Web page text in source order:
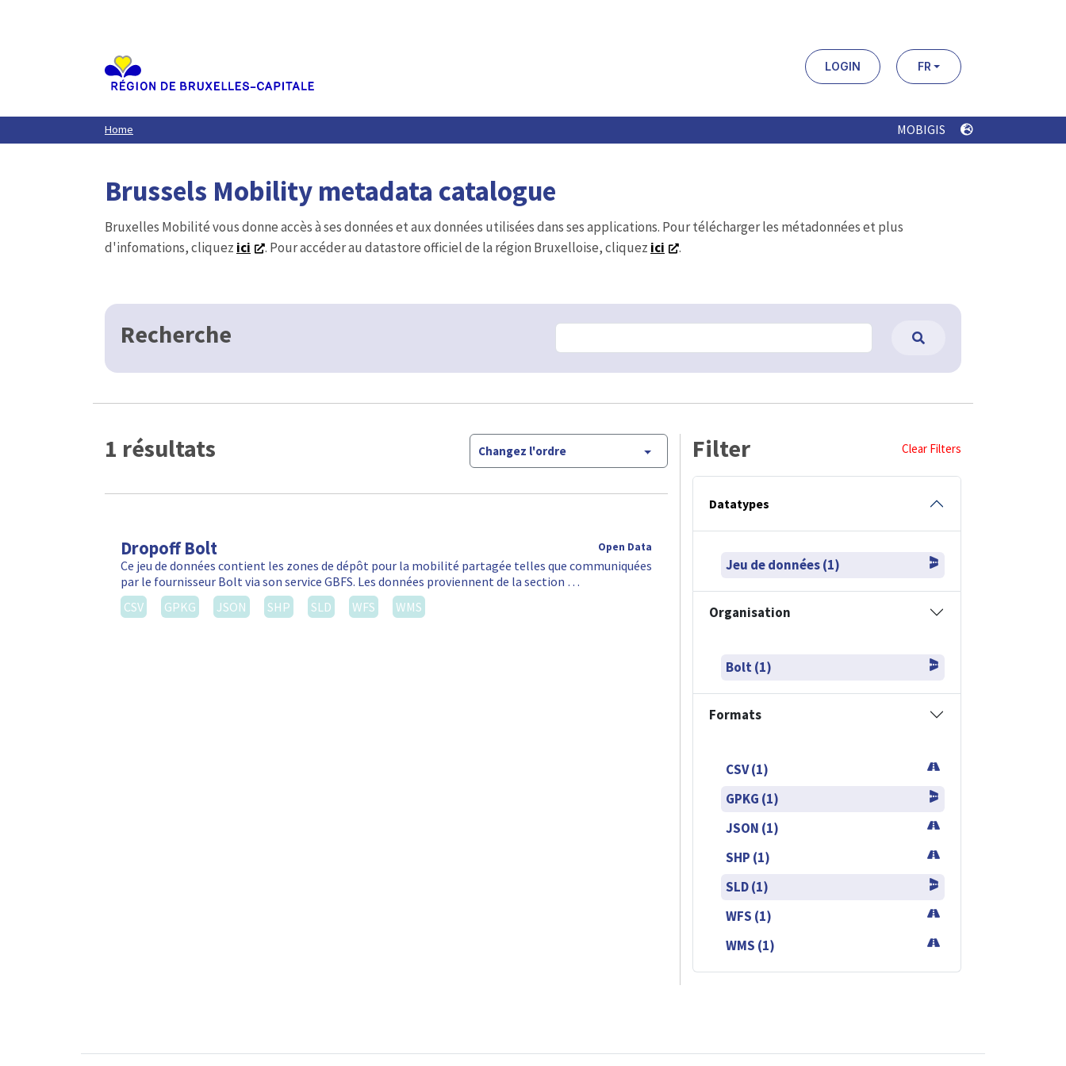
LOGIN FR
Home MOBIGIS
Brussels Mobility metadata catalogue
Bruxelles Mobilité vous donne accès à ses données et aux données utilisées dans ses applications. Pour télécharger les métadonnées et plus
d'infomations, cliquez ici . Pour accéder au datastore officiel de la région Bruxelloise, cliquez ici .
Recherche
1 résultats Changez l'ordre
Dropoff Bolt Open Data
Ce jeu de données contient les zones de dépôt pour la mobilité partagée telles que communiquées
par le fournisseur Bolt via son service GBFS. Les données proviennent de la section …
CSV
GPKG JSON SHP SLD WFS WMS
Filter Clear Filters
Datatypes
Jeu de données (1)
Organisation
Bolt (1)
Formats
CSV (1)
GPKG (1)
JSON (1)
SHP (1)
SLD (1)
WFS (1)
WMS (1)